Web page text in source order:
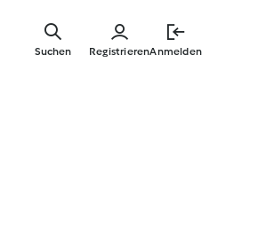
RegistrierenAnmelden
Suchen